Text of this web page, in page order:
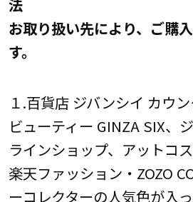
お取り扱い先により、ご購
す。
１.百貨店 ジバンシイ カウ
ビューティー GINZA SIX、
ラインショップ、アットコ
楽天ファッション・ZOZO
ーコレクターの人気色が入